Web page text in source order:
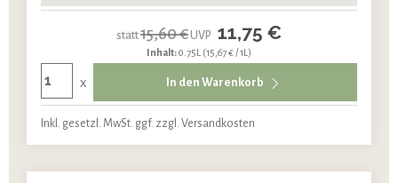
statt15,60 €UVP 11,75 €
Inhalt:0.75L (15,67 € / 1L)
x In den Warenkorb
Inkl. gesetzl. MwSt. ggf. zzgl. Versandkosten